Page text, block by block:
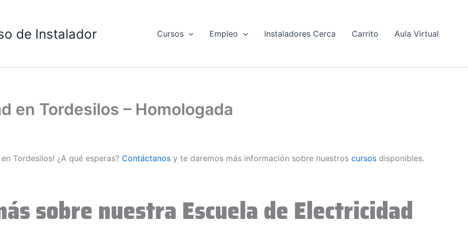
de Instalador Cursos Empleo Instaladores Cerca Carrito Aula Virtual
en Tordesilos – Homologada
Tordesilos! ¿A qué esperas? Contáctanos y te daremos más información sobre nuestros cursos disponibles.
sobre nuestra Escuela de Electricidad